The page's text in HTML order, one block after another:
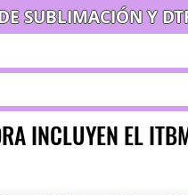
SUBLIMACIÓN Y
INCLUYEN EL
INCLUYEN EL